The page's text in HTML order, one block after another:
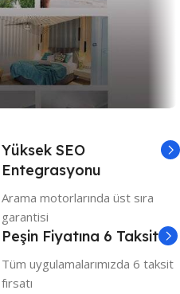
Yüksek SEO
Entegrasyonu
Arama motorlarında üst sıra
garantisi
Peşin Fiyatına 6 Taksit
Tüm uygulamalarımızda 6 taksit
fırsatı